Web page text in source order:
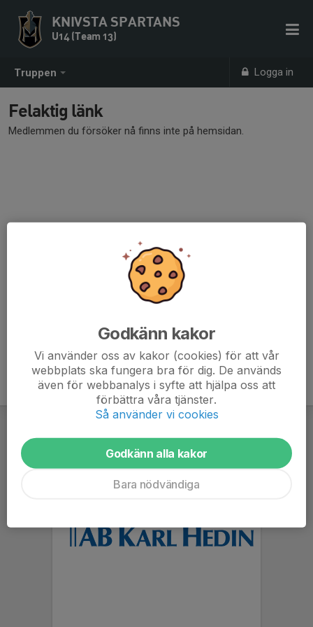
Truppen Logga in
KNIVSTA SPARTANS
U14 (Team 13)
Felaktig länk
Medlemmen du försöker nå finns inte på hemsidan.
Godkänn kakor
Vi använder oss av kakor (cookies) för att vår
webbplats ska fungera bra för dig. De används
även för webbanalys i syfte att hjälpa oss att
förbättra våra tjänster.
Så använder vi cookies
Godkänn alla kakor
Bara nödvändiga